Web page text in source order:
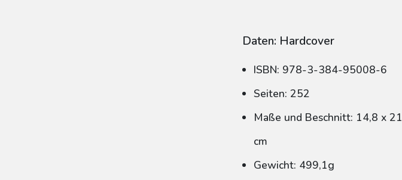
Daten: Hardcover
ISBN: 978-3-384-95008-6
Seiten: 252
Maße und Beschnitt: 14,8 x 21
cm
Gewicht: 499,1g